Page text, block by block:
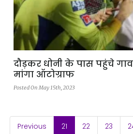
दौड़कर धोनी के पास पहुंचे
मांगा ऑटोग्राफ
Posted On May 15th, 2023
Previous 21 (current)
22 23